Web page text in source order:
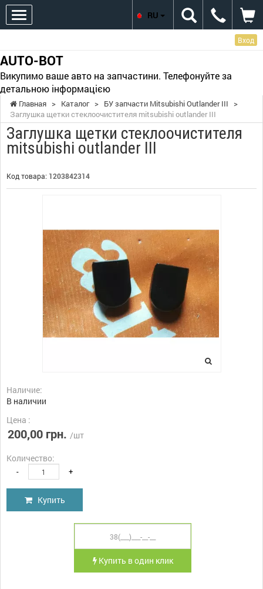
Вход
AUTO-BOT
Викупимо ваше авто на запчастини. Телефонуйте за
детальною інформацією
RU
Главная > Каталог > БУ запчасти Mitsubishi Outlander III
>
Заглушка щетки стеклоочистителя mitsubishi outlander III
Заглушка щетки стеклоочистителя
mitsubishi outlander III
Код товара: 1203842314
Наличие:
В наличии
Цена :
200,00 грн. /шт
Количество:
- +
Купить
Купить в один клик